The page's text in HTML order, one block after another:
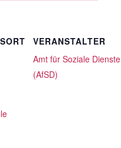
VERANSTALTER
Amt für Soziale Dienste
(AfSD)